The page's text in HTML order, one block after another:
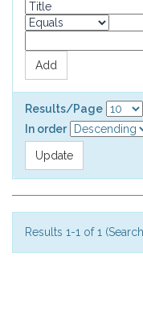
Results/Page
In order
Results 1-1 of 1